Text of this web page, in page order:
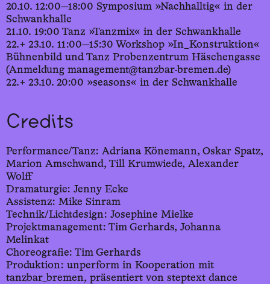
20.10. 12:00—18:00 Symposium »Nachhalltig« in der
Schwankhalle
21.10. 19:00 Tanz »Tanzmix« in der Schwankhalle
22.+ 23.10. 11:00—15:30 Workshop »In_Konstruktion«
Bühnenbild und Tanz Probenzentrum Häschengasse
(Anmeldung management@tanzbar-bremen.de)
22.+ 23.10. 20:00 »seasons« in der Schwankhalle
Credits
Performance/Tanz: Adriana Könemann, Oskar Spatz,
Marion Amschwand, Till Krumwiede, Alexander
Wolff
Dramaturgie: Jenny Ecke
Assistenz: Mike Sinram
Technik/Lichtdesign: Josephine Mielke
Projektmanagement: Tim Gerhards, Johanna
Melinkat
Choreografie: Tim Gerhards
Produktion: unperform in Kooperation mit
tanzbar_bremen, präsentiert von steptext dance